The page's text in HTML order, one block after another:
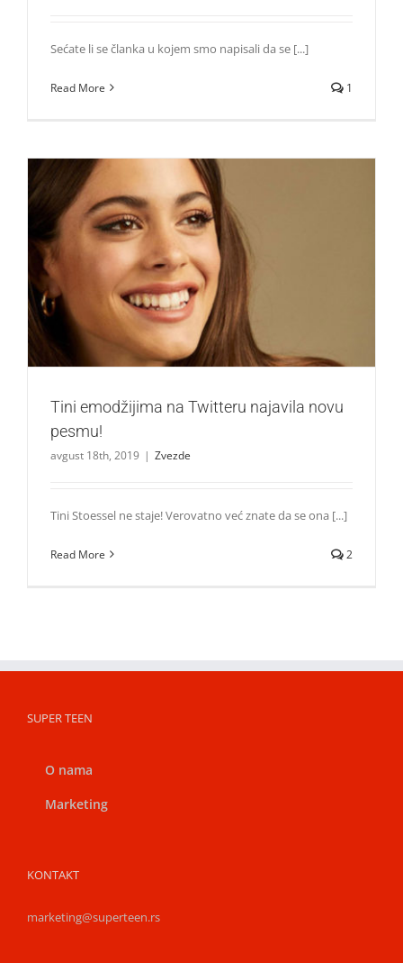
Sećate li se članka u kojem smo napisali da se [...]
Read More 1
Tini emodžijima na Twitteru najavila novu pesmu!
Zvezde
Tini emodžijima na Twitteru najavila novu
pesmu!
avgust 18th, 2019 | Zvezde
Tini Stoessel ne staje! Verovatno već znate da se ona [...]
Read More 2
SUPER TEEN
O nama
Marketing
KONTAKT
marketing@superteen.rs